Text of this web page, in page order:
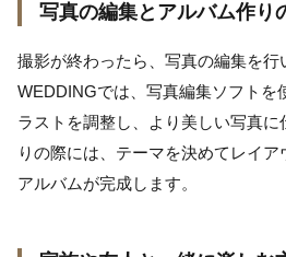
写真の編集とアルバム作り
撮影が終わったら、写真の編集を行
WEDDINGでは、写真編集ソフトを
ラストを調整し、より美しい写真
りの際には、テーマを決めてレイ
アルバムが完成します。